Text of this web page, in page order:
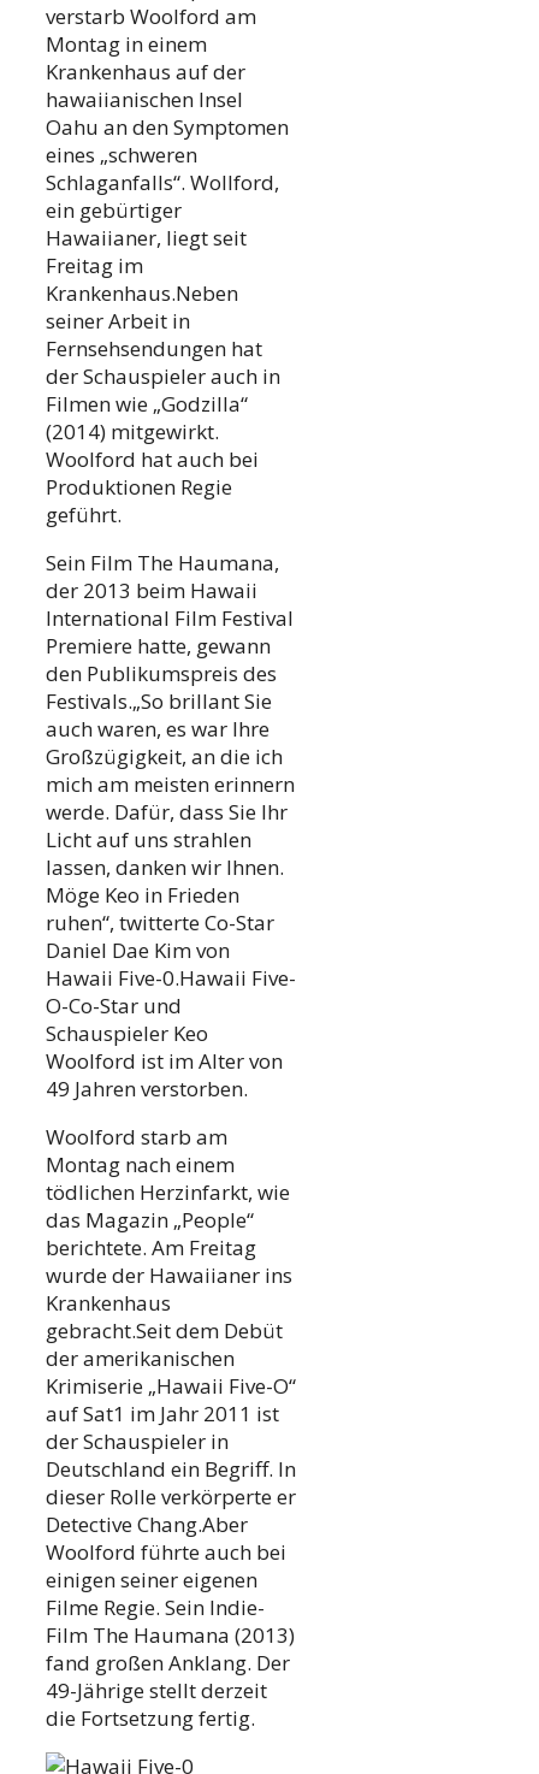
verstarb Woolford am
Montag in einem
Krankenhaus auf der
hawaiianischen Insel
Oahu an den Symptomen
eines „schweren
Schlaganfalls“. Wollford,
ein gebürtiger
Hawaiianer, liegt seit
Freitag im
Krankenhaus.Neben
seiner Arbeit in
Fernsehsendungen hat
der Schauspieler auch in
Filmen wie „Godzilla“
(2014) mitgewirkt.
Woolford hat auch bei
Produktionen Regie
geführt.
Sein Film The Haumana,
der 2013 beim Hawaii
International Film Festival
Premiere hatte, gewann
den Publikumspreis des
Festivals.„So brillant Sie
auch waren, es war Ihre
Großzügigkeit, an die ich
mich am meisten erinnern
werde. Dafür, dass Sie Ihr
Licht auf uns strahlen
lassen, danken wir Ihnen.
Möge Keo in Frieden
ruhen“, twitterte Co-Star
Daniel Dae Kim von
Hawaii Five-0.Hawaii Five-
O-Co-Star und
Schauspieler Keo
Woolford ist im Alter von
49 Jahren verstorben.
Woolford starb am
Montag nach einem
tödlichen Herzinfarkt, wie
das Magazin „People“
berichtete. Am Freitag
wurde der Hawaiianer ins
Krankenhaus
gebracht.Seit dem Debüt
der amerikanischen
Krimiserie „Hawaii Five-O“
auf Sat1 im Jahr 2011 ist
der Schauspieler in
Deutschland ein Begriff. In
dieser Rolle verkörperte er
Detective Chang.Aber
Woolford führte auch bei
einigen seiner eigenen
Filme Regie. Sein Indie-
Film The Haumana (2013)
fand großen Anklang. Der
49-Jährige stellt derzeit
die Fortsetzung fertig.